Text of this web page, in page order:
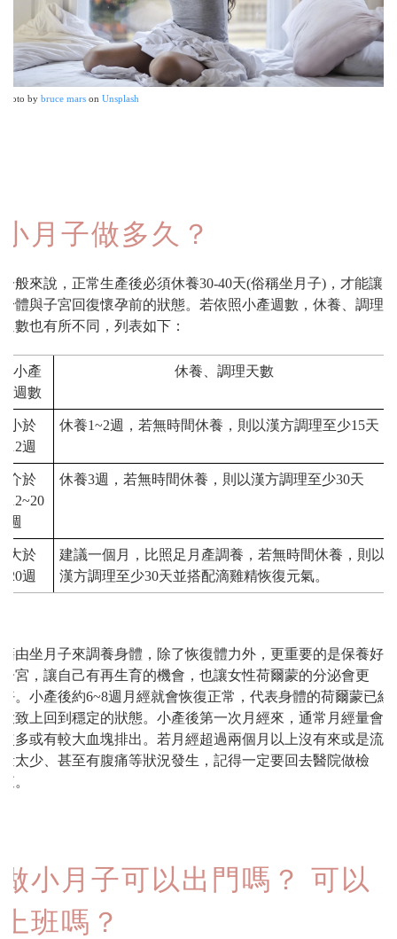
Photo bybruce mars onUnsplash
小月子做多久？
一般來說，正常生產後必須休養30-40天(俗稱坐月子)，才能讓
身體與子宮回復懷孕前的狀態。若依照小產週數，休養、調理
週數也有所不同，列表如下：
小產
週數
休養、調理天數
小於
12週
休養1~2週，若無時間休養，則以漢方調理至少15天
介於
12~20
週
休養3週，若無時間休養，則以漢方調理至少30天
大於
20週
建議一個月，比照足月產調養，若無時間休養，則以
漢方調理至少30天並搭配滴雞精恢復元氣。
藉由坐月子來調養身體，除了恢復體力外，更重要的是保養好
子宮，讓自己有再生育的機會，也讓女性荷爾蒙的分泌會更
好。小產後約6~8週月經就會恢復正常，代表身體的荷爾蒙已經
大致上回到穩定的狀態。小產後第一次月經來，通常月經量會
較多或有較大血塊排出。若月經超過兩個月以上沒有來或是流
量太少、甚至有腹痛等狀況發生，記得一定要回去醫院做檢
查。
做小月子可以出門嗎？ 可以
上班嗎？